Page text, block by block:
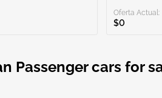
Oferta Actual:
$0
Passenger cars for